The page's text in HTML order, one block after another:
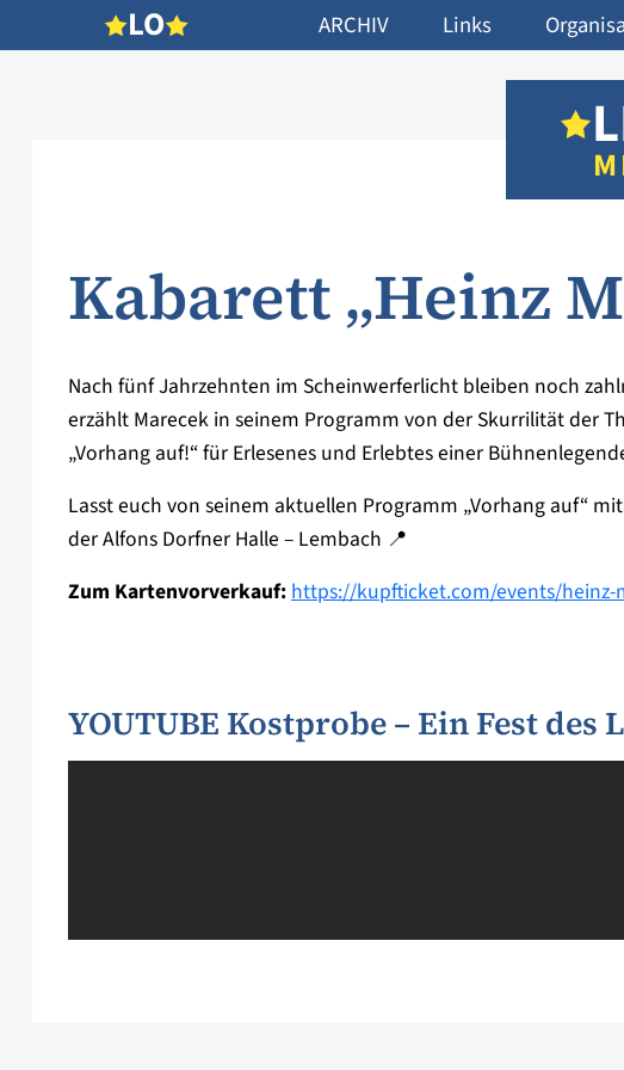
LO ARCHIV Links
Kabarett „Heinz
Nach fünf Jahrzehnten im Scheinwerferlicht bleiben noch
erzählt Marecek in seinem Programm von der Skurrilität der
„Vorhang auf!“ für Erlesenes und Erlebtes einer
Lasst euch von seinem aktuellen Programm „Vorhang auf“
der Alfons Dorfner Halle – Lembach 📍
Zum Kartenvorverkauf:https://kupfticket.com/events/heinz-
YOUTUBE Kostprobe – Ein Fest